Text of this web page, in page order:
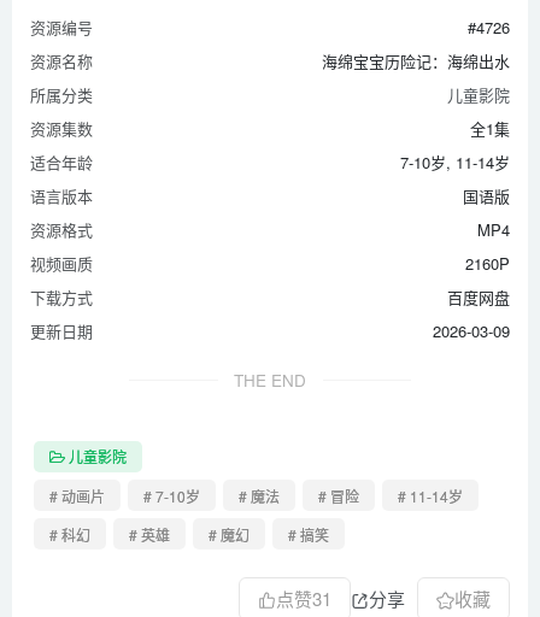
资源编号
#4726
资源名称
海绵宝宝历险记：海绵出水
所属分类
儿童影院
资源集数
全1集
适合年龄
7-10岁, 11-14岁
语言版本
国语版
资源格式
MP4
视频画质
2160P
下载方式
百度网盘
更新日期
2026-03-09
THE END
儿童影院
# 动画片
# 7-10岁 # 魔法 # 冒险
# 11-14岁
# 科幻
# 英雄 # 魔幻 # 搞笑
点赞31 分享 收藏